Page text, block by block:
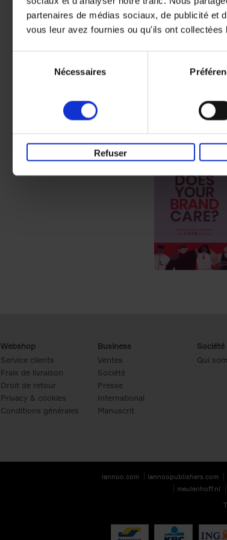
partenaires de médias sociaux, de publicité et
vous leur avez fournies ou qu'ils ont
Nécessaires
Refuser
Webshop
Service clients
Frais de livraison
Droit de retour
Privacy & cookies
Conditions générales
Business
Ventes
Société
Presse
International
Manuscrit
Société
Qui
lannoo.com lannoopublishers.com
meulenhoff.nl